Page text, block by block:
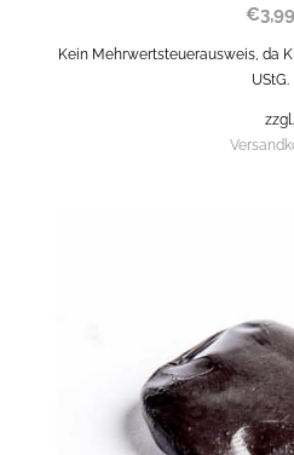
€3,99
Kein Mehrwertsteuerausweis, da
UStG.
zzgl.